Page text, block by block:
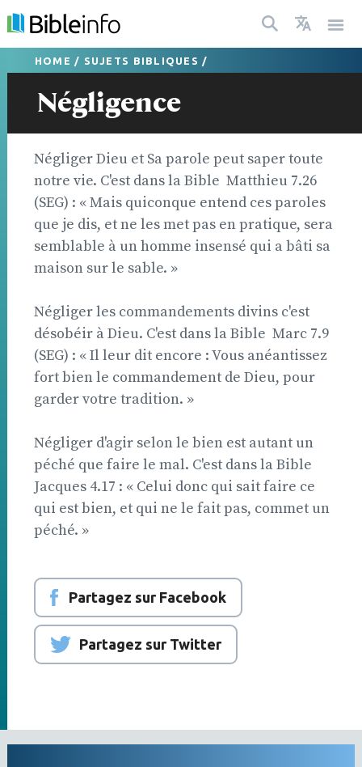
HOME / SUJETS BIBLIQUES /
Négligence
Négliger Dieu et Sa parole peut saper toute
notre vie. C'est dans la Bible  Matthieu 7.26
(SEG) : « Mais quiconque entend ces paroles
que je dis, et ne les met pas en pratique, sera
semblable à un homme insensé qui a bâti sa
maison sur le sable. »
Négliger les commandements divins c'est
désobéir à Dieu. C'est dans la Bible  Marc 7.9
(SEG) : « Il leur dit encore : Vous anéantissez
fort bien le commandement de Dieu, pour
garder votre tradition. »
Négliger d'agir selon le bien est autant un
péché que faire le mal. C'est dans la Bible 
Jacques 4.17 : « Celui donc qui sait faire ce
qui est bien, et qui ne le fait pas, commet un
péché. »
Partagez sur Facebook
Partagez sur Twitter